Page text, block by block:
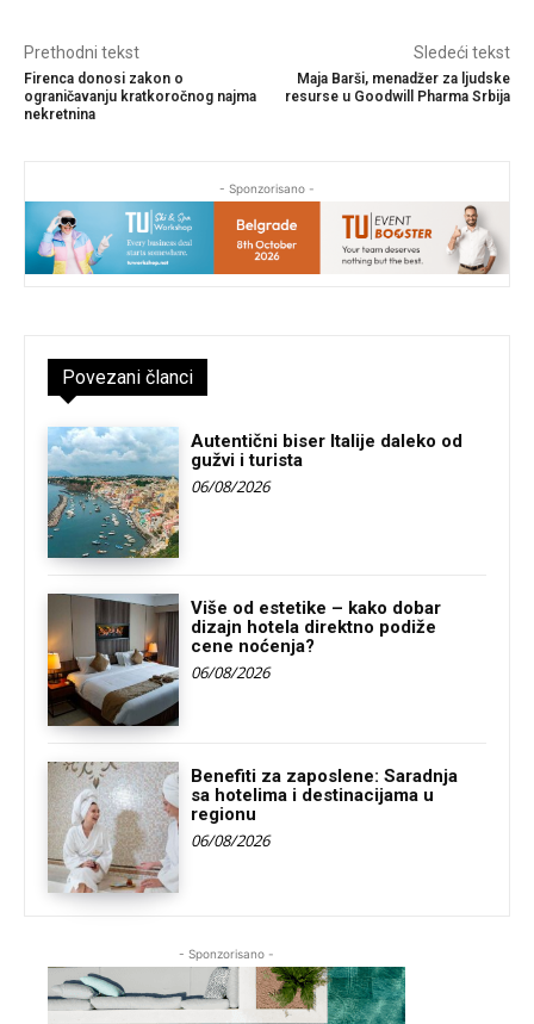
Prethodni tekst
Firenca donosi zakon o
ograničavanju kratkoročnog najma
nekretnina
Sledeći tekst
Maja Barši, menadžer za ljudske
resurse u Goodwill Pharma Srbija
- Sponzorisano -
Povezani članci
Autentični biser Italije daleko od
gužvi i turista
06/08/2026
Više od estetike – kako dobar
dizajn hotela direktno podiže
cene noćenja?
06/08/2026
Benefiti za zaposlene: Saradnja
sa hotelima i destinacijama u
regionu
06/08/2026
- Sponzorisano -